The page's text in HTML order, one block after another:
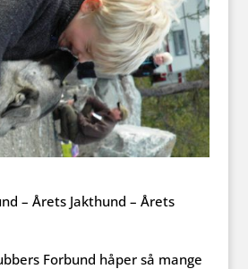
– Årets Jakthund – Årets
Forbund håper så mange